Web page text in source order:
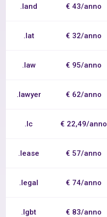
.land € 43/anno
.lat € 32/anno
.law € 95/anno
.lawyer € 62/anno
.lc € 22,49/anno
.lease € 57/anno
.legal € 74/anno
.lgbt € 83/anno